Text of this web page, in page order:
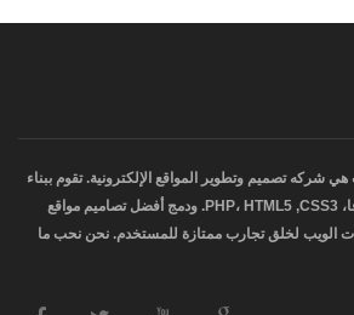
شركه تصميم وتطوير المواقع الإلكترونية. تقوم ببناء
مواقع متجاوبة باستخدام الجافا، PHP، HTML5 ,CSS3. ودمج أفضل تصاميم مواقع
الويب لخلق تجارب ممتازة للمستخدم. نحن نحب ما